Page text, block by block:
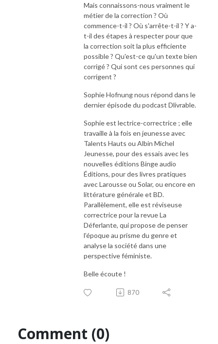
Mais connaissons-nous vraiment le
métier de la correction ? Où
commence-t-il ? Où s'arrête-t-il ? Y a-
t-il des étapes à respecter pour que
la correction soit la plus efficiente
possible ? Qu'est-ce qu'un texte bien
corrigé ? Qui sont ces personnes qui
corrigent ?
Sophie Hofnung nous répond dans le
dernier épisode du podcast Dlivrable.
Sophie est lectrice-correctrice ; elle
travaille à la fois en jeunesse avec
Talents Hauts ou Albin Michel
Jeunesse, pour des essais avec les
nouvelles éditions Binge audio
Éditions, pour des livres pratiques
avec Larousse ou Solar, ou encore en
littérature générale et BD.
Parallèlement, elle est réviseuse
correctrice pour la revue La
Déferlante, qui propose de penser
l’époque au prisme du genre et
analyse la société dans une
perspective féministe.
Belle écoute !
870
Comment (0)